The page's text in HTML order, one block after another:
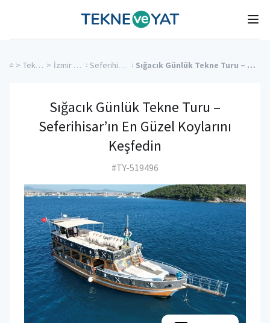
Tekne ve Yat
> Tekne Turları > İzmir Kiralık Yatlar > Seferihisar Kiralık Yatlar > Sığacık Günlük Tekne Turu – Seferihisar’ın En Güzel Koylarını Keşfedin
Sığacık Günlük Tekne Turu –
Seferihisar’ın En Güzel Koylarını
Keşfedin
#TY-519496